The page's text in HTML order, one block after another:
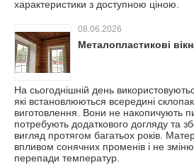
характеристики з доступною ціною.
08.06.2026
Металопластикові
На сьогоднішній день
які встановлюються всередині
виготовлення. Вони не накопичують
потребують додаткового догляду та
вигляд протягом багатьох років.
впливом сонячних променів і не
перепади температур.